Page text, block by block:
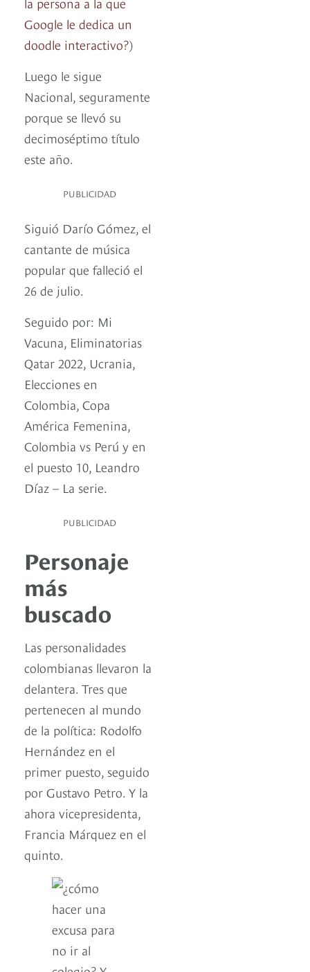
Google le dedica un
doodle interactivo?)
Luego le sigue
Nacional, seguramente
porque se llevó su
decimoséptimo título
este año.
PUBLICIDAD
Siguió Darío Gómez, el
cantante de música
popular que falleció el
26 de julio.
Seguido por: Mi
Vacuna, Eliminatorias
Qatar 2022, Ucrania,
Elecciones en
Colombia, Copa
América Femenina,
Colombia vs Perú y en
el puesto 10, Leandro
Díaz – La serie.
PUBLICIDAD
Personaje
más
buscado
Las personalidades
colombianas llevaron la
delantera. Tres que
pertenecen al mundo
de la política: Rodolfo
Hernández en el
primer puesto, seguido
por Gustavo Petro. Y la
ahora vicepresidenta,
Francia Márquez en el
quinto.